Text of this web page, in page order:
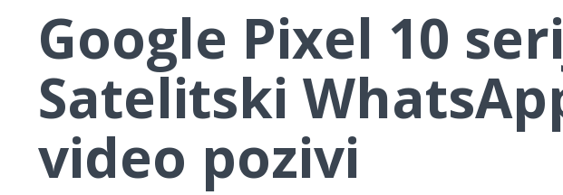
Google Pixel 10
Satelitski
video pozivi